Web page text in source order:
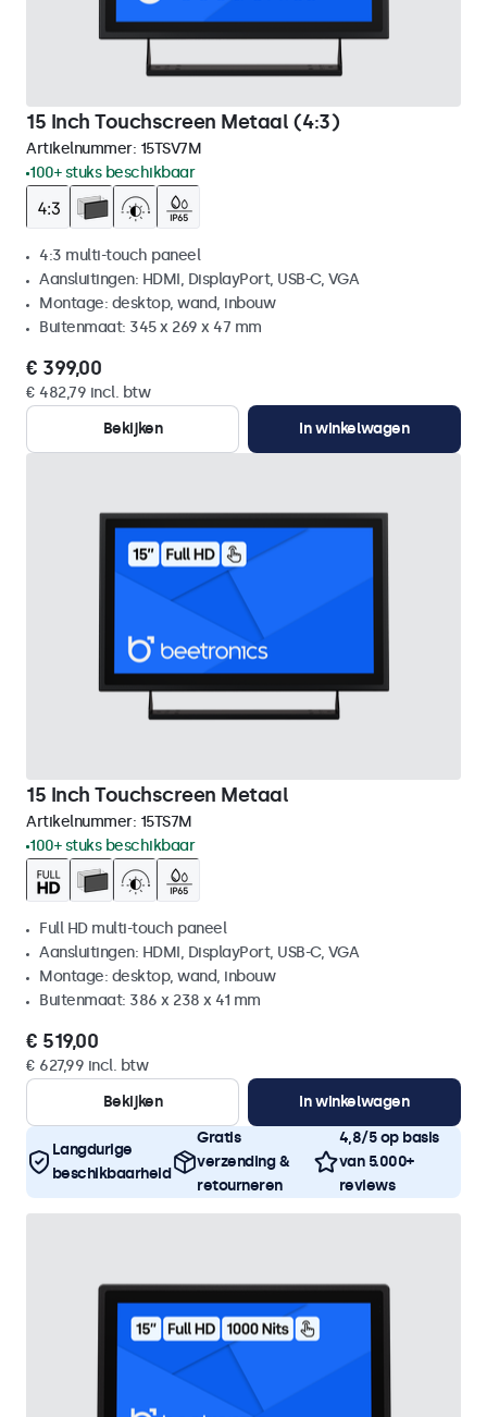
15 Inch Touchscreen Metaal (4:3)
Artikelnummer: 15TSV7M
100+ stuks beschikbaar
4:3 multi-touch paneel
Aansluitingen: HDMI, DisplayPort, USB-C, VGA
Montage: desktop, wand, inbouw
Buitenmaat: 345 x 269 x 47 mm
€ 399,00
€ 482,79 incl. btw
Bekijken
In winkelwagen
15 Inch Touchscreen Metaal
Artikelnummer: 15TS7M
100+ stuks beschikbaar
Full HD multi-touch paneel
Aansluitingen: HDMI, DisplayPort, USB-C, VGA
Montage: desktop, wand, inbouw
Buitenmaat: 386 x 238 x 41 mm
€ 519,00
€ 627,99 incl. btw
Bekijken
In winkelwagen
Langdurige
beschikbaarheid
Gratis
verzending &
retourneren
4,8/5 op basis
van 5.000+
reviews